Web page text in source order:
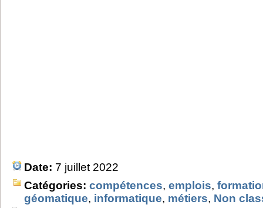
Date: 7 juillet 2022
Catégories: compétences, emplois,
géomatique, informatique, métiers, Non